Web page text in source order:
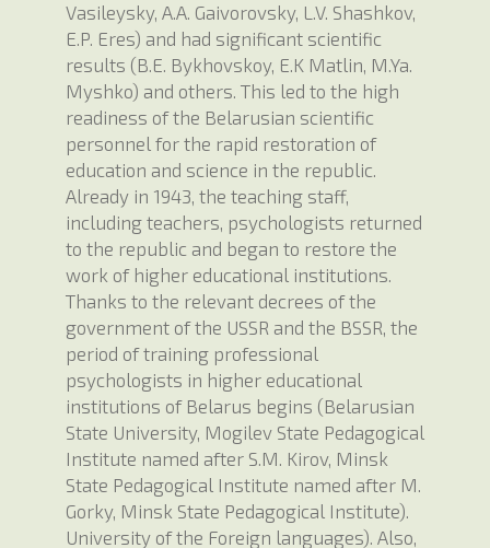
Vasileysky, A.A. Gaivorovsky, L.V. Shashkov,
E.P. Eres) and had significant scientific
results (B.E. Bykhovskoy, E.K Matlin, M.Ya.
Myshko) and others. This led to the high
readiness of the Belarusian scientific
personnel for the rapid restoration of
education and science in the republic.
Already in 1943, the teaching staff,
including teachers, psychologists returned
to the republic and began to restore the
work of higher educational institutions.
Thanks to the relevant decrees of the
government of the USSR and the BSSR, the
period of training professional
psychologists in higher educational
institutions of Belarus begins (Belarusian
State University, Mogilev State Pedagogical
Institute named after S.M. Kirov, Minsk
State Pedagogical Institute named after M.
Gorky, Minsk State Pedagogical Institute).
University of the Foreign languages). Also,